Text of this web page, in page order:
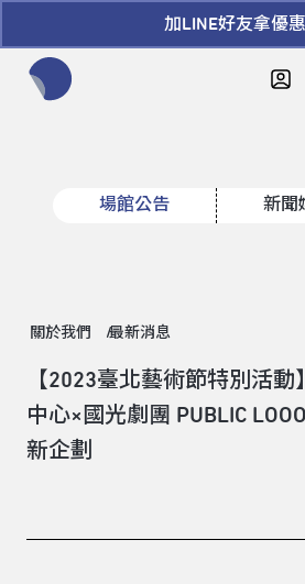
加LINE好友拿優惠
場館公告 新聞
關於我們 最新消息
【2023臺北藝術節特別活
中心×國光劇團 PUBLIC
新企劃